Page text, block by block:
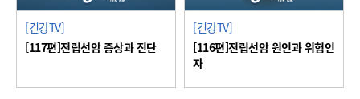
[건강TV]
[117편]전립선암 증상과 진단
[건강TV]
[116편]전립선암 원인과 위험인
자